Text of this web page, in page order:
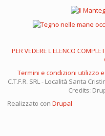
PER VEDERE L'ELENCO
Termini e condizioni utilizzo
C.T.F.R. SRL - Località Santa
Credits:
Realizzato con Drupal